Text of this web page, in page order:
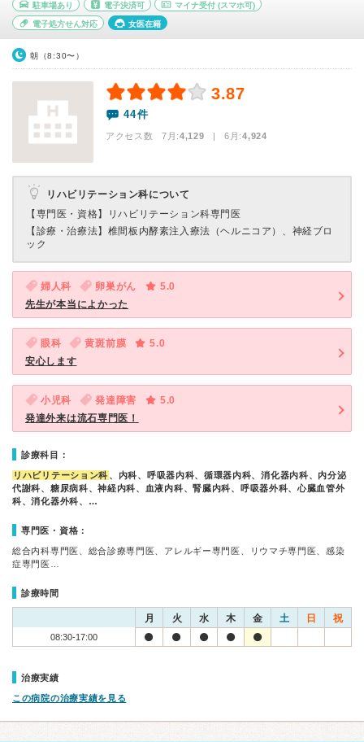
駐車場あり 電子決済可 マイナ受付 (スマホ可)
電子処方せん対応 女医在籍
朝（8:30〜）
3.87
44件
アクセス数 7月:4,129 | 6月:4,924
リハビリテーション科について
【専門医・資格】
リハビリテーション科専門医
【診療・治療法】 椎間板内酵素注入療法（ヘルニコア）、神経ブロ
ック
婦人科 卵巣がん
5.0
先生が本当によかった
眼科 黄斑前膜
5.0
安心します
小児科 発達障害
5.0
発達外来は流石専門医！
診療科目：
リハビリテーション科 、内科、呼吸器内科、循環器内科、消化器内科、内分泌
代謝科、糖尿病科、神経内科、血液内科、腎臓内科、呼吸器外科、心臓血管外
科、消化器外科、…
専門医・資格：
総合内科専門医、総合診療専門医、アレルギー専門医、リウマチ専門医、感染
症専門医…
診療時間
月 火 水 木 金 土 日 祝
08:30-17:00
治療実績
この病院の治療実績を見る